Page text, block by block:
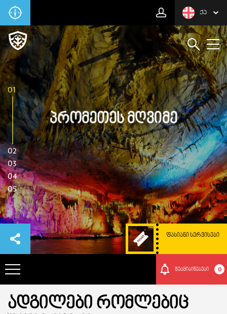
ᲥᲐ
01
02
03
04
05
Პრომეთეს Მღვიმე
ᲤᲐᲡᲘᲐᲜᲘ ᲡᲔᲠᲕᲘᲡᲔᲑᲘ
ᲞᲐᲠᲙᲘᲡ ᲨᲔᲡᲐᲮᲔᲑ
შეტყიბინებები 0
ᲐᲓᲒᲘᲚᲔᲑᲘ ᲠᲝᲛᲚᲔᲑᲘᲪ